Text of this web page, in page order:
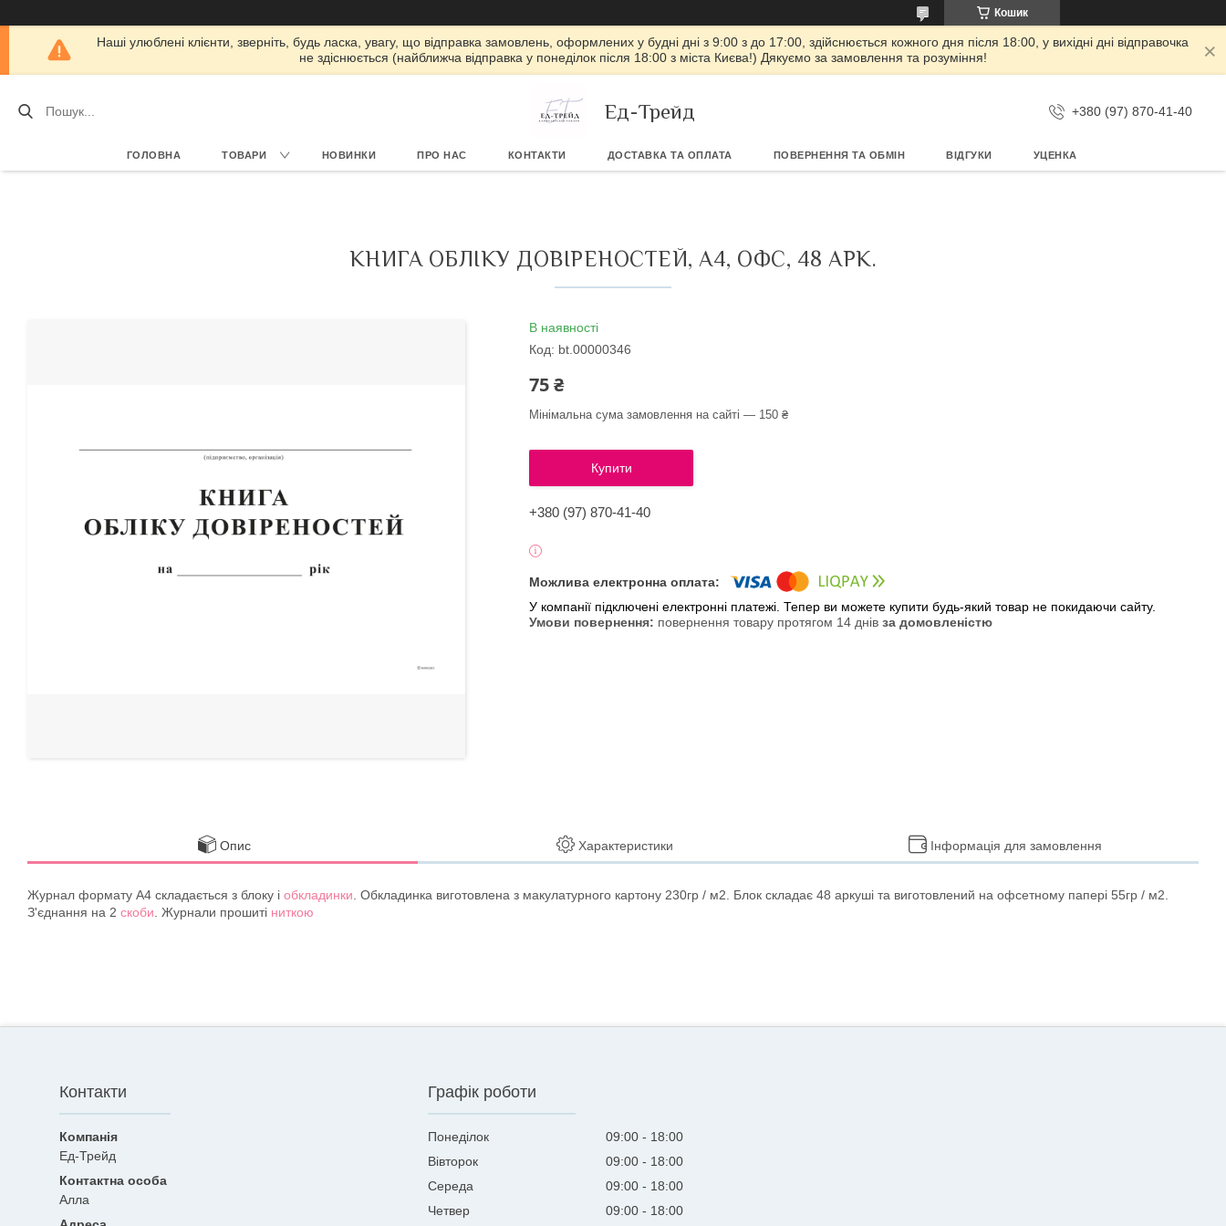
Кошик
Наші улюблені клієнти, зверніть, будь ласка, увагу, що відправка замовлень, оформлених у будні дні з 9:00 з до 17:00, здійснюється кожного дня після 18:00, у вихідні дні відправочка
не здіснюється (найближча відправка у понеділок після 18:00 з міста Києва!) Дякуємо за замовлення та розуміння!
Ед-Трейд +380 (97) 870-41-40
ГОЛОВНА ТОВАРИ НОВИНКИ ПРО НАС КОНТАКТИ ДОСТАВКА ТА ОПЛАТА ПОВЕРНЕННЯ ТА ОБМІН ВІДГУКИ УЦЕНКА
КНИГА ОБЛІКУ ДОВІРЕНОСТЕЙ, А4, ОФС, 48 АРК.
В наявності
Код: bt.00000346
75 ₴
Мінімальна сума замовлення на сайті — 150 ₴
Купити
+380 (97) 870-41-40
У компанії підключені електронні платежі. Тепер ви можете купити будь-який товар не покидаючи сайту.
повернення товару протягом 14 днів за домовленістю
Опис Характеристики Інформація для замовлення
Журнал формату А4 складається з блоку і обкладинки . Обкладинка виготовлена з макулатурного картону 230гр / м2. Блок складає 48 аркуші та виготовлений на офсетному папері 55гр / м2.
З'єднання на 2 скоби . Журнали прошиті ниткою
Контакти
Ед-Трейд
Алла
Графік роботи
Понеділок 09:00
18:00
Вівторок
09:00
18:00
Середа
09:00
18:00
Четвер
09:00 18:00